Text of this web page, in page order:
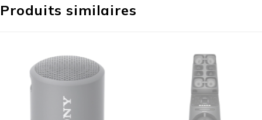
Produits similaires